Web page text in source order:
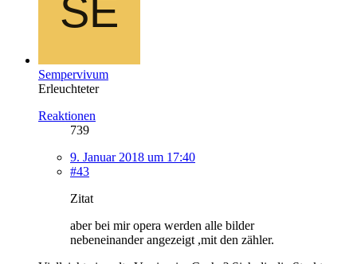
Sempervivum
Erleuchteter
Reaktionen
739
9. Januar 2018 um 17:40
#43
Zitat
aber bei mir opera werden alle bilder
nebeneinander angezeigt ,mit den zähler.